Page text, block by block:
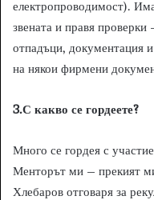
електропроводимост).
звената и правя проверки
отпадъци, документация
на някои фирмени
3.С какво се гордеете?
Много се гордея с
Менторът ми – прекият
Хлебаров отговаря за